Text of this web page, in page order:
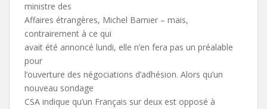
ministre des
Affaires étrangères, Michel Barnier – mais,
contrairement à ce qui
avait été annoncé lundi, elle n’en fera pas un préalable
pour
l’ouverture des négociations d’adhésion. Alors qu’un
nouveau sondage
CSA indique qu’un Français sur deux est opposé à